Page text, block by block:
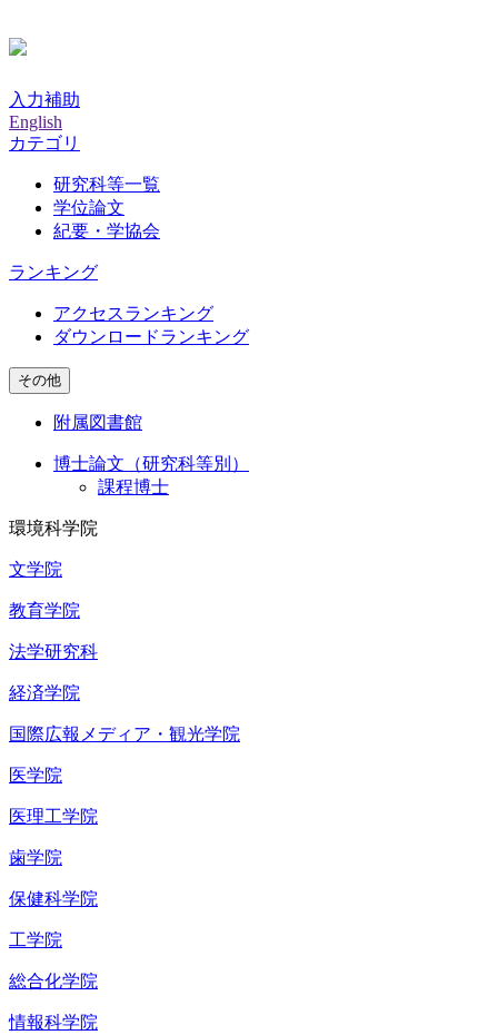
入力補助
English
カテゴリ
研究科等一覧
学位論文
紀要・学協会
ランキング
アクセスランキング
ダウンロードランキング
その他
附属図書館
博士論文（研究科等別）
課程博士
環境科学院
文学院
教育学院
法学研究科
経済学院
国際広報メディア・観光学院
医学院
医理工学院
歯学院
保健科学院
工学院
総合化学院
情報科学院